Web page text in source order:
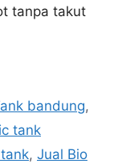
tanpa takut
bandung,
tank
, Jual Bio